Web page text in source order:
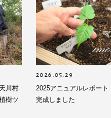
川村
樹ツ
2026.05.29
2025アニュアルレポー
完成しました